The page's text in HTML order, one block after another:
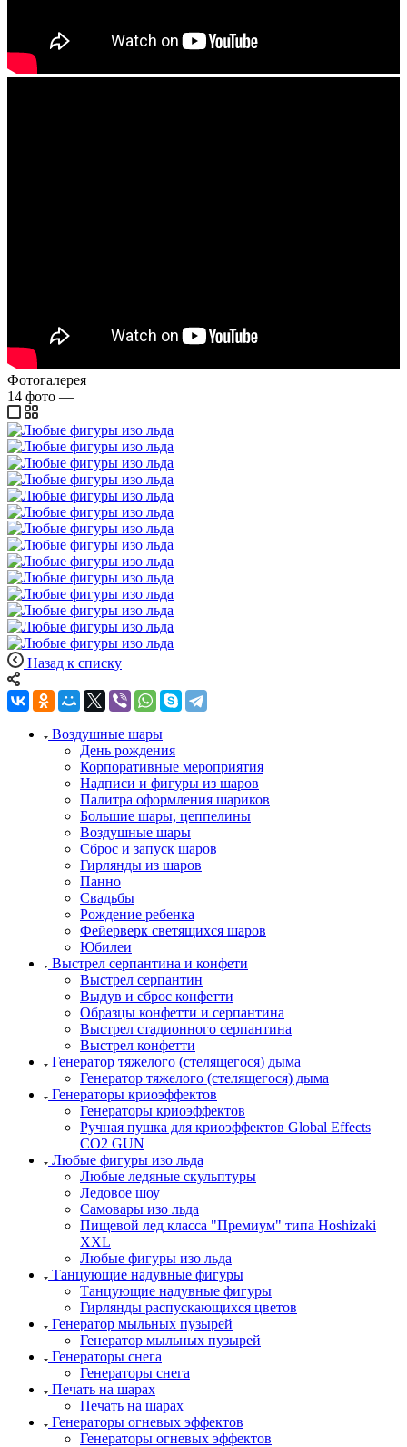
Фотогалерея
14 фото —
Назад к списку
Воздушные шары
День рождения
Корпоративные мероприятия
Надписи и фигуры из шаров
Палитра оформления шариков
Большие шары, цеппелины
Воздушные шары
Сброс и запуск шаров
Гирлянды из шаров
Панно
Свадьбы
Рождение ребенка
Фейерверк светящихся шаров
Юбилеи
Выстрел серпантина и конфети
Выстрел серпантин
Выдув и сброс конфетти
Образцы конфетти и серпантина
Выстрел стадионного серпантина
Выстрел конфетти
Генератор тяжелого (стелящегося) дыма
Генератор тяжелого (стелящегося) дыма
Генераторы криоэффектов
Генераторы криоэффектов
Ручная пушка для криоэффектов Global Effects
CO2 GUN
Любые фигуры изо льда
Любые ледяные скульптуры
Ледовое шоу
Самовары изо льда
Пищевой лед класса "Премиум" типа Hoshizaki
XXL
Любые фигуры изо льда
Танцующие надувные фигуры
Танцующие надувные фигуры
Гирлянды распускающихся цветов
Генератор мыльных пузырей
Генератор мыльных пузырей
Генераторы снега
Генераторы снега
Печать на шарах
Печать на шарах
Генераторы огневых эффектов
Генераторы огневых эффектов